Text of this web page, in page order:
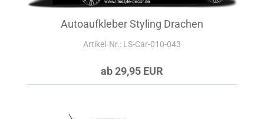
Autoaufkleber Styling Drachen
Artikel‑Nr.: LS-Car-010-043
ab 29,95 EUR